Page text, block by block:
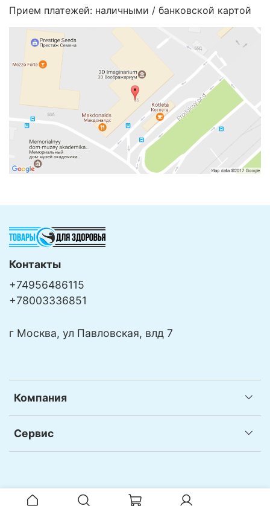
Прием платежей: наличными / банковской картой
Компания
Сервис
Контакты
+74956486115
+78003336851
г Москва, ул Павловская, влд 7